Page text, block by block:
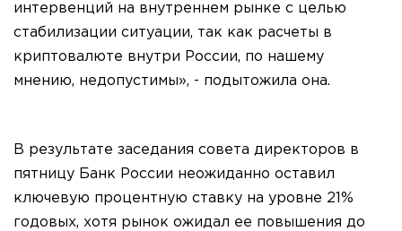
интервенций на внутреннем рынке с целью
стабилизации ситуации, так как расчеты в
криптовалюте внутри России, по нашему
мнению, недопустимы», - подытожила она.
В результате заседания совета директоров в
пятницу Банк России неожиданно оставил
ключевую процентную ставку на уровне 21%
годовых, хотя рынок ожидал ее повышения до